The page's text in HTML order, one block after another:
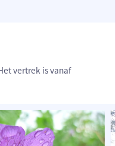
vertrek is vanaf